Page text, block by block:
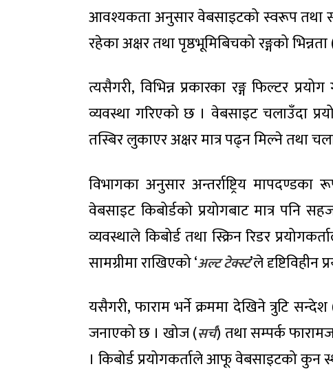
आवश्यकता अनुसार वेबसाइटको स्वरूप तथा
रहेका अक्षर तथा पृष्ठभूमिबिचको रङ्गको भिन्नता
त्यसैगरी, विभिन्न प्रकारका रङ्ग फिल्टर
व्यवस्था गरिएको छ । वेबसाइट चलाउँदा
तस्बिर लुकाएर अक्षर मात्र पढ्न मिल्ने तथा
विभागका अनुसार अन्तर्राष्ट्रिय मापदण्डका
वेबसाइट किबोर्डको प्रयोगबाट मात्र पनि
व्यवस्थाले किबोर्ड तथा स्क्रिन रिडर
सामग्रीमा राखिएको ‘अल्ट टेक्स्ट’ले
यसैगरी, फाराम भर्ने क्रममा देखिने त्रुटि सन्देश
जनाएको छ । खोज (सर्च) तथा सम्पर्क
। किबोर्ड प्रयोगकर्ताले आफू वेबसाइटको कुन